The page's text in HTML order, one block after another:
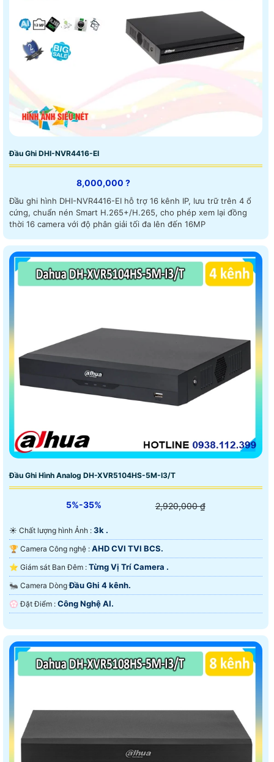
Đầu Ghi DHI-NVR4416-EI
8,000,000 ?
Đầu ghi hình DHI-NVR4416-EI hỗ trợ 16 kênh IP, lưu trữ trên 4 ổ
cứng, chuẩn nén Smart H.265+/H.265, cho phép xem lại đồng
thời 16 camera với độ phân giải tối đa lên đến 16MP
Đầu Ghi Hình Analog DH-XVR5104HS-5M-I3/T
5%-35% 2,920,000 ₫
☀️ Chất lượng hình Ảnh : 3k .
🏆 Camera Công nghệ : AHD CVI TVI BCS.
⭐ Giám sát Ban Đêm : Từng Vị Trí Camera .
🐜 Camera DòngĐầu Ghi 4 kênh.
️💮 Đặt Điểm : Công Nghệ AI.